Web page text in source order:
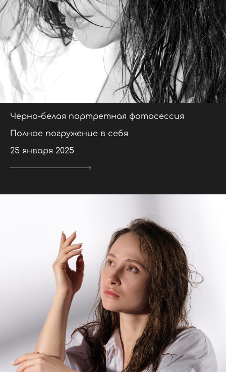
Черно-белая портретная фотосессия
Полное погружение в себя
25 января 2025